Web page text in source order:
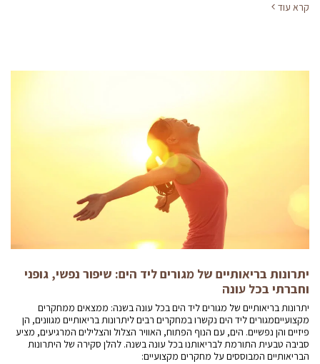
קרא עוד
יתרונות בריאותיים של מגורים ליד הים: שיפור נפשי, גופני
וחברתי בכל עונה
יתרונות בריאותיים של מגורים ליד הים בכל עונה בשנה: ממצאים ממחקרים
מקצועייםמגורים ליד הים נקשרו במחקרים רבים ליתרונות בריאותיים מגוונים, הן
פיזיים והן נפשיים. הים, עם הנוף הפתוח, האוויר הצלול והצלילים המרגיעים, מציע
סביבה טבעית התורמת לבריאותנו בכל עונה בשנה. להלן סקירה של היתרונות
הבריאותיים המבוססים על מחקרים מקצועיים: